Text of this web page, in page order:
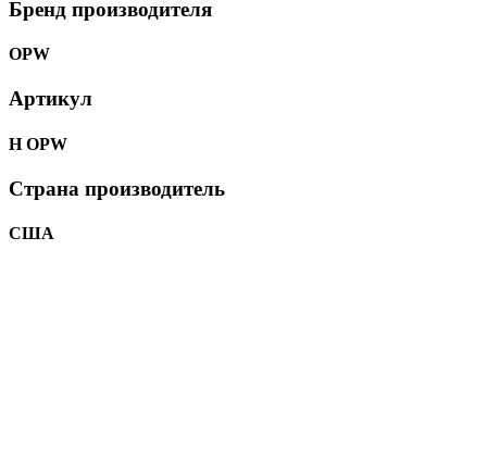
Бренд производителя
OPW
Артикул
Н OPW
Страна производитель
США